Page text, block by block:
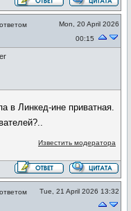
Mon, 20 April 2026
00:15
в Линкед-ине приватная.
Известить модератора
Tue, 21 April 2026 13:32